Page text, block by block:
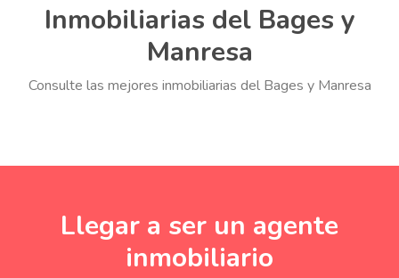
Inmobiliarias del Bages y
Manresa
Consulte las mejores inmobiliarias del Bages y Manresa
Llegar a ser un agente
inmobiliario